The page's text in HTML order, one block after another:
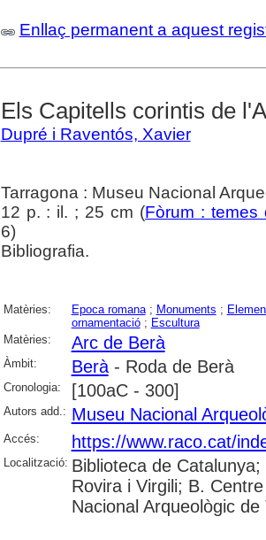
Enllaç permanent a aquest
Els Capitells corintis de
Dupré i Raventós, Xavier
Tarragona : Museu Nacional
12 p. : il. ; 25 cm (Fòrum : temes
6)
Bibliografia.
Matèries: Epoca romana; Monuments ;
ornamentació; Escultura
Matèries:
Arc de Berà
Àmbit: Berà- Roda de Berà
Cronologia: [100aC - 300]
Autors add.: Museu Nacional
Accés: https://www.raco.cat/
Localització: Biblioteca de
Rovira i Virgili; B.
Nacional Arqueològic